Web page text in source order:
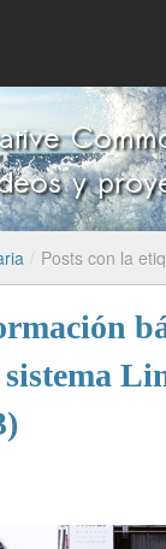
/ Posts con la
sistema